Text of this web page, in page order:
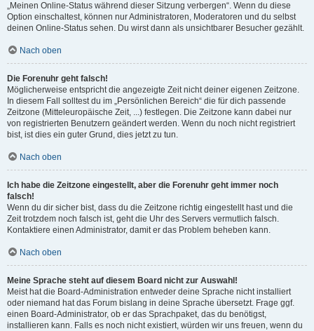
„Meinen Online-Status während dieser Sitzung verbergen“. Wenn du diese
Option einschaltest, können nur Administratoren, Moderatoren und du selbst
deinen Online-Status sehen. Du wirst dann als unsichtbarer Besucher gezählt.
Nach oben
Die Forenuhr geht falsch!
Möglicherweise entspricht die angezeigte Zeit nicht deiner eigenen Zeitzone.
In diesem Fall solltest du im „Persönlichen Bereich“ die für dich passende
Zeitzone (Mitteleuropäische Zeit, ...) festlegen. Die Zeitzone kann dabei nur
von registrierten Benutzern geändert werden. Wenn du noch nicht registriert
bist, ist dies ein guter Grund, dies jetzt zu tun.
Nach oben
Ich habe die Zeitzone eingestellt, aber die Forenuhr geht immer noch
falsch!
Wenn du dir sicher bist, dass du die Zeitzone richtig eingestellt hast und die
Zeit trotzdem noch falsch ist, geht die Uhr des Servers vermutlich falsch.
Kontaktiere einen Administrator, damit er das Problem beheben kann.
Nach oben
Meine Sprache steht auf diesem Board nicht zur Auswahl!
Meist hat die Board-Administration entweder deine Sprache nicht installiert
oder niemand hat das Forum bislang in deine Sprache übersetzt. Frage ggf.
einen Board-Administrator, ob er das Sprachpaket, das du benötigst,
installieren kann. Falls es noch nicht existiert, würden wir uns freuen, wenn du